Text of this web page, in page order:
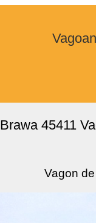
Brawa 45411
Vagon